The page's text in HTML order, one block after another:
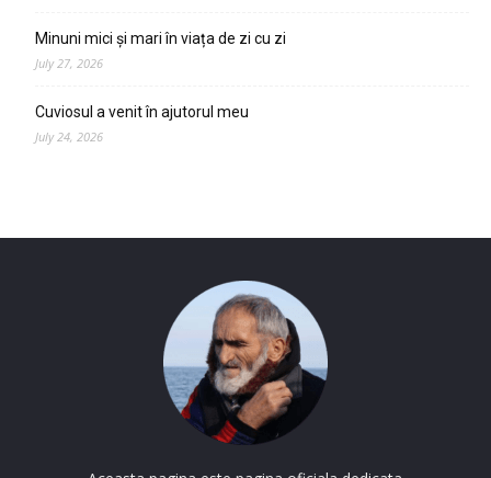
Minuni mici și mari în viața de zi cu zi
July 27, 2026
Cuviosul a venit în ajutorul meu
July 24, 2026